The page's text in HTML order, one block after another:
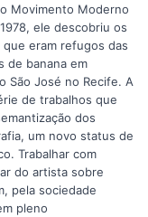
Movimento Moderno
ele descobriu os
que eram refugos das
de banana em
São José no Recife. A
de trabalhos que
dos
um novo status de
Trabalhar com
do artista sobre
pela sociedade
pleno